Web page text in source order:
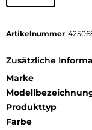
Artikelnummer
Zusätzliche
Marke
Produkttyp
Farbe